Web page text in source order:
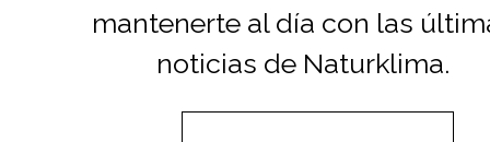
mantenerte al día con las
noticias de Naturklima.